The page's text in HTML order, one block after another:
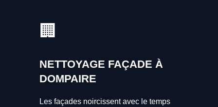
🏢
NETTOYAGE FAÇADE À
DOMPAIRE
Les façades noircissent avec le temps